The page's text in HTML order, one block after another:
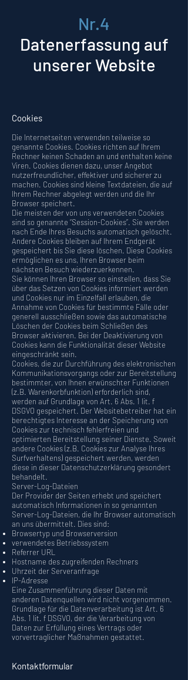
Nr.4
Datenerfassung auf
unserer Website
Cookies
Die Internetseiten verwenden teilweise so
genannte Cookies. Cookies richten auf Ihrem
Rechner keinen Schaden an und enthalten keine
Viren. Cookies dienen dazu, unser Angebot
nutzerfreundlicher, effektiver und sicherer zu
machen. Cookies sind kleine Textdateien, die auf
Ihrem Rechner abgelegt werden und die Ihr
Browser speichert.
Die meisten der von uns verwendeten Cookies
sind so genannte “Session-Cookies”. Sie werden
nach Ende Ihres Besuchs automatisch gelöscht.
Andere Cookies bleiben auf Ihrem Endgerät
gespeichert bis Sie diese löschen. Diese Cookies
ermöglichen es uns, Ihren Browser beim
nächsten Besuch wiederzuerkennen.
Sie können Ihren Browser so einstellen, dass Sie
über das Setzen von Cookies informiert werden
und Cookies nur im Einzelfall erlauben, die
Annahme von Cookies für bestimmte Fälle oder
generell ausschließen sowie das automatische
Löschen der Cookies beim Schließen des
Browser aktivieren. Bei der Deaktivierung von
Cookies kann die Funktionalität dieser Website
eingeschränkt sein.
Cookies, die zur Durchführung des elektronischen
Kommunikationsvorgangs oder zur Bereitstellung
bestimmter, von Ihnen erwünschter Funktionen
(z.B. Warenkorbfunktion) erforderlich sind,
werden auf Grundlage von Art. 6 Abs. 1 lit. f
DSGVO gespeichert. Der Websitebetreiber hat ein
berechtigtes Interesse an der Speicherung von
Cookies zur technisch fehlerfreien und
optimierten Bereitstellung seiner Dienste. Soweit
andere Cookies (z.B. Cookies zur Analyse Ihres
Surfverhaltens) gespeichert werden, werden
diese in dieser Datenschutzerklärung gesondert
behandelt.
Server-Log-Dateien
Der Provider der Seiten erhebt und speichert
automatisch Informationen in so genannten
Server-Log-Dateien, die Ihr Browser automatisch
an uns übermittelt. Dies sind:
Browsertyp und Browserversion
verwendetes Betriebssystem
Referrer URL
Hostname des zugreifenden Rechners
Uhrzeit der Serveranfrage
IP-Adresse
Eine Zusammenführung dieser Daten mit
anderen Datenquellen wird nicht vorgenommen.
Grundlage für die Datenverarbeitung ist Art. 6
Abs. 1 lit. f DSGVO, der die Verarbeitung von
Daten zur Erfüllung eines Vertrags oder
vorvertraglicher Maßnahmen gestattet.
Kontaktformular